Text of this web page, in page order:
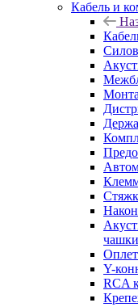
Кабель и
чашки
Y-
RCA